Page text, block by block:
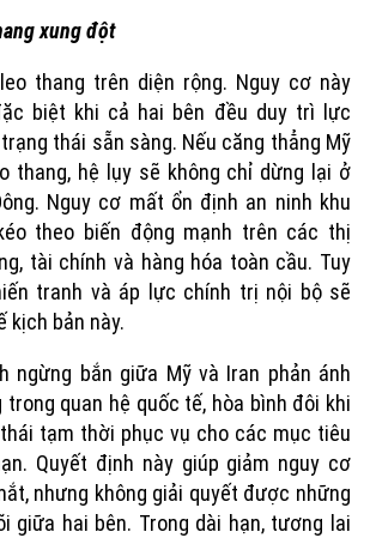
xung đột
thang trên diện rộng. Nguy cơ này
biệt khi cả hai bên đều duy trì lực
thái sẵn sàng. Nếu căng thẳng Mỹ
thang, hệ lụy sẽ không chỉ dừng lại ở
Nguy cơ mất ổn định an ninh khu
theo biến động mạnh trên các thị
tài chính và hàng hóa toàn cầu. Tuy
tranh và áp lực chính trị nội bộ sẽ
kịch bản này.
ngừng bắn giữa Mỹ và Iran phản ánh
quan hệ quốc tế, hòa bình đôi khi
tạm thời phục vụ cho các mục tiêu
Quyết định này giúp giảm nguy cơ
nhưng không giải quyết được những
giữa hai bên. Trong dài hạn, tương lai